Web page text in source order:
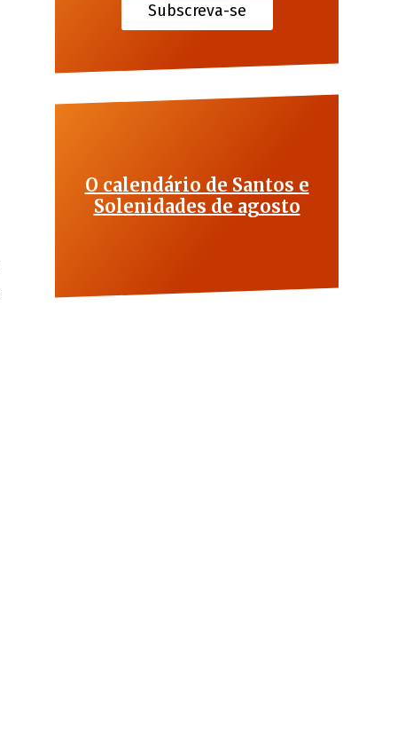
Subscreva-se
O calendário de Santos e
Solenidades de agosto